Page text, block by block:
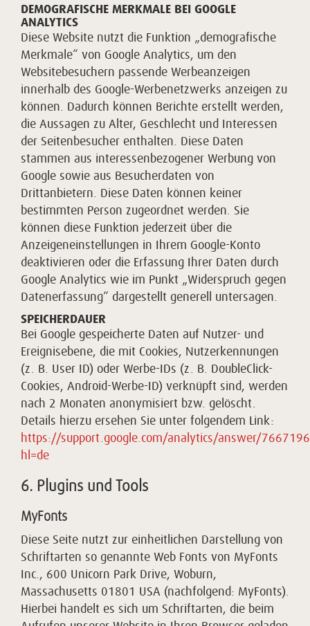
DEMOGRAFISCHE MERKMALE BEI GOOGLE
ANALYTICS
Diese Website nutzt die Funktion „demografische
Merkmale“ von Google Analytics, um den
Websitebesuchern passende Werbeanzeigen
innerhalb des Google-Werbenetzwerks anzeigen zu
können. Dadurch können Berichte erstellt werden,
die Aussagen zu Alter, Geschlecht und Interessen
der Seitenbesucher enthalten. Diese Daten
stammen aus interessenbezogener Werbung von
Google sowie aus Besucherdaten von
Drittanbietern. Diese Daten können keiner
bestimmten Person zugeordnet werden. Sie
können diese Funktion jederzeit über die
Anzeigeneinstellungen in Ihrem Google-Konto
deaktivieren oder die Erfassung Ihrer Daten durch
Google Analytics wie im Punkt „Widerspruch gegen
Datenerfassung“ dargestellt generell untersagen.
SPEICHERDAUER
Bei Google gespeicherte Daten auf Nutzer- und
Ereignisebene, die mit Cookies, Nutzerkennungen
(z. B. User ID) oder Werbe-IDs (z. B. DoubleClick-
Cookies, Android-Werbe-ID) verknüpft sind, werden
nach 2 Monaten anonymisiert bzw. gelöscht.
Details hierzu ersehen Sie unter folgendem Link:
https://support.google.com/analytics/answer/
hl=de
6. Plugins und Tools
MyFonts
Diese Seite nutzt zur einheitlichen Darstellung von
Schriftarten so genannte Web Fonts von MyFonts
Inc., 600 Unicorn Park Drive, Woburn,
Massachusetts 01801 USA (nachfolgend: MyFonts).
Hierbei handelt es sich um Schriftarten, die beim